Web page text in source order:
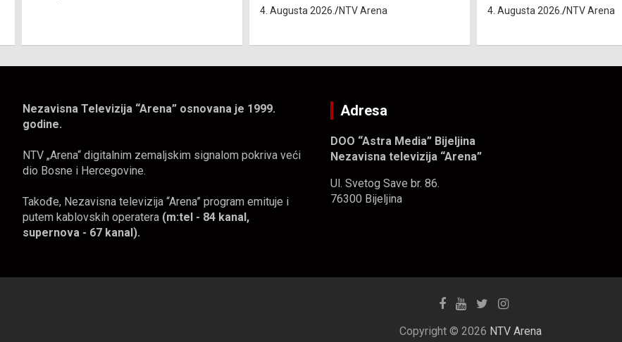
4. Augusta 2026. NTV Arena
Nezavisna Televizija “Arena” osnovana je 1999.
godine.
NTV „Arena“ digitalnim zemaljskim signalom pokriva veći
dio Bosne i Hercegovine.
Takođe, Nezavisna televizija “Arena” program emituje i
putem kablovskih operatera (m:tel - 84 kanal,
supernova - 67 kanal).
Adresa
DOO “Astra Media” Bijeljina
Nezavisna televizija “Arena”
Ul. Svetog Save br. 86.
76300 Bijeljina
Copyright © 2026 NTV Arena